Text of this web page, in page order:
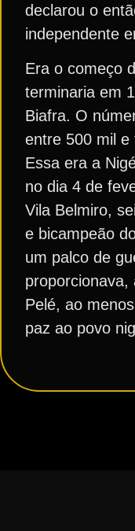
declarou o
independente
Era o começo
terminaria em
Biafra. O
entre 500 mil e
Essa era a
no dia 4 de
Vila Belmiro,
e bicampeão
um palco de
Pelé, ao
paz ao povo